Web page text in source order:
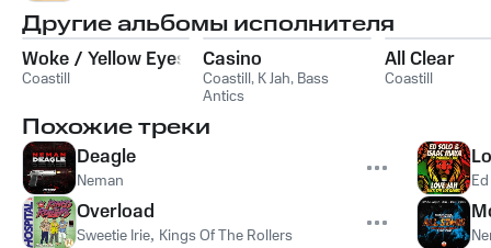
Другие альбомы исполнителя
Woke / Yellow Eyes
Coastill
Casino
Coastill, K Jah, Bass
Antics
All Clear
Coastill
Похожие треки
Deagle
Neman
Overload
Sweetie Irie, Kings Of The Rollers